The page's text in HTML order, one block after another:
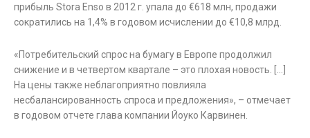
прибыль Stora Enso в 2012 г. упала до €618 млн, продажи
сократились на 1,4% в годовом исчислении до €10,8 млрд.
«Потребительский спрос на бумагу в Европе продолжил
снижение и в четвертом квартале – это плохая новость. […]
На цены также неблагоприятно повлияла
несбалансированность спроса и предложения», – отмечает
в годовом отчете глава компании Йоуко Карвинен.